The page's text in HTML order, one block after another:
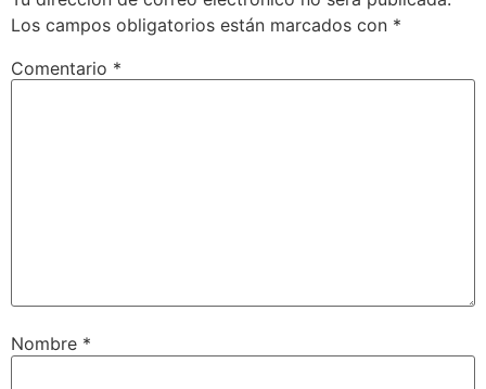
Los campos obligatorios están marcados con *
Comentario *
Nombre *